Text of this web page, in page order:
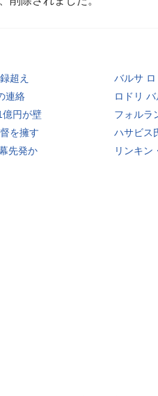
超え
バルサ
連絡
ロドリ
億円が壁
フォルラ
を擁す
ハサビス
先発か
リンキン